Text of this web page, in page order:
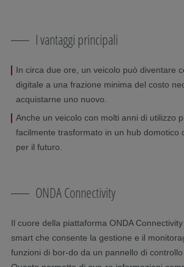
I vantaggi principali
In circa due ore, un veicolo può diventare
digitale a una frazione minima del costo
acquistarne uno nuovo.
Anche un veicolo con molti anni di utilizzo
facilmente trasformato in un hub domotico
per il futuro.
ONDA Connectivity
Il cuore della piattaforma ONDA
smart che consente la gestione e il
funzioni di bor-do da un pannello di controllo